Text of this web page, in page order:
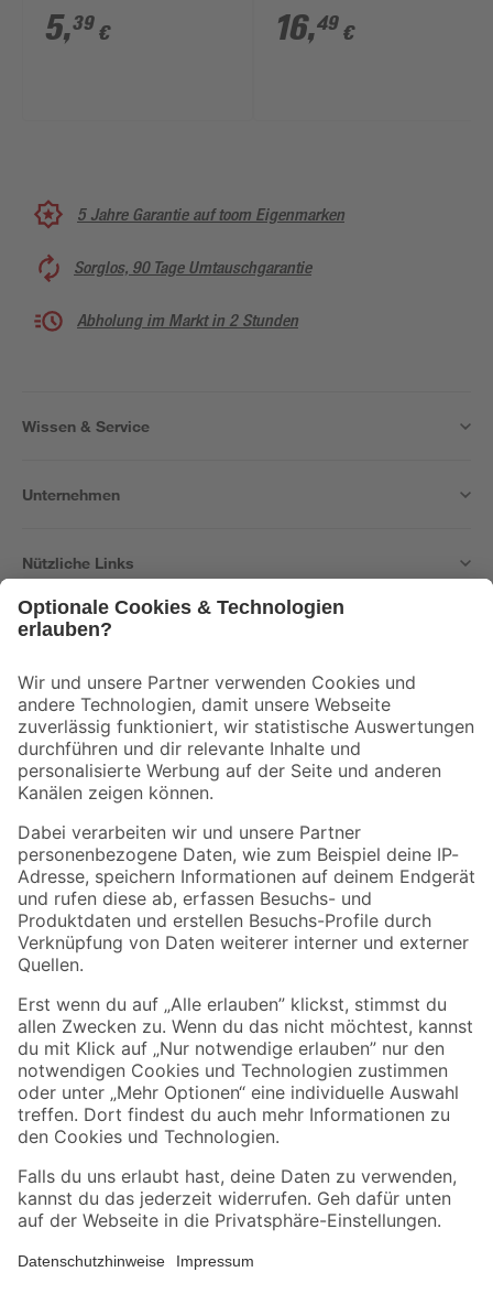
Stück
5,39 €
Stück
16,49 €
5 Jahre Garantie auf toom Eigenmarken
Sorglos, 90 Tage Umtauschgarantie
Abholung im Markt in 2 Stunden
Wissen & Service
Unternehmen
Nützliche Links
Der toom Newsletter: Keine Angebote und Aktionen mehr verpassen!
Zur Newsletter Anmeldung
Folge uns
Zahlungsarten Versandarten
Sicher einkaufen
Jetzt die toom-App herunterladen
Alle Preisangaben in EUR inkl. gesetzl. MwSt.. Die dargestellten Angebote sind unter
Umständen nicht in allen Märkten verfügbar. Die angegebenen Verfügbarkeiten beziehen
Produkte nur solange der Vorrat reicht.
*Paketversand ab 59 € versandkostenfrei, gilt nicht für Artikel mit Speditionsversand, hier